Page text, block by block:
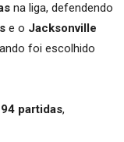
na liga, defendendo
e o Jacksonville
foi escolhido
94 partidas,